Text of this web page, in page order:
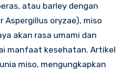
atau barley dengan
Aspergillus oryzae), miso
akan rasa umami dan
manfaat kesehatan. Artikel
miso, mengungkapkan